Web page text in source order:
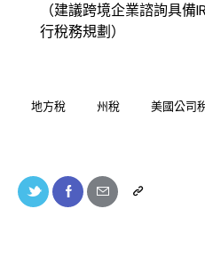
（建議跨境企業諮詢具備
行稅務規劃）
地方稅 州稅 美國公司